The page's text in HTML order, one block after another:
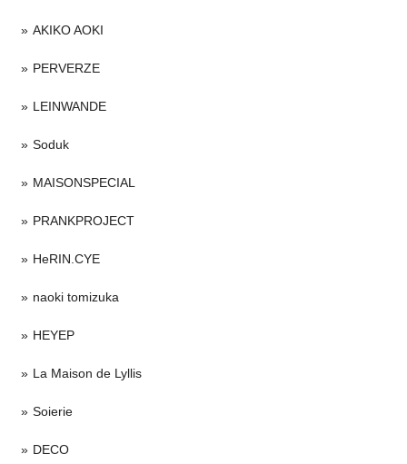
AKIKO AOKI
PERVERZE
LEINWANDE
Soduk
MAISONSPECIAL
PRANKPROJECT
HeRIN.CYE
naoki tomizuka
HEYEP
La Maison de Lyllis
Soierie
DECO